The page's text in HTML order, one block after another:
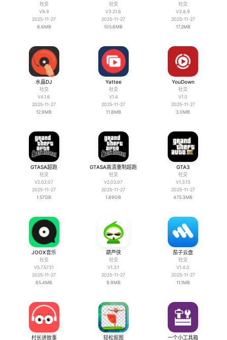
社交
V9.9
2025-11-27
8.6MB
社交
V3.21.6
2025-11-27
105.6MB
社交
V3.8.9
2025-11-27
17.2MB
水晶DJ
社交
V4.1.6
2025-11-27
12.9MB
Yattee
社交
V1.4
2025-11-27
11.8MB
YouDown
社交
V1.0
2025-11-27
3.0MB
GTASA超跑
社交
V2.02.07
2025-11-27
1.57GB
GTASA高清重制超跑
社交
V2.02.07
2025-11-27
1.89GB
GTA3
社交
V1.3.13
2025-11-27
475.3MB
JOOX音乐
社交
V5.7.5731
2025-11-27
85.4MB
葫芦侠
社交
V1.3.1
2025-11-27
9.9MB
茄子云盘
社交
V1.4.0
2025-11-27
11.1MB
村长讲故事 轻松抠图 一个小工具箱